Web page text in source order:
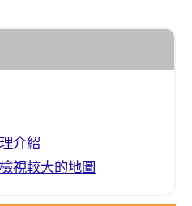
介紹
視較大的地圖